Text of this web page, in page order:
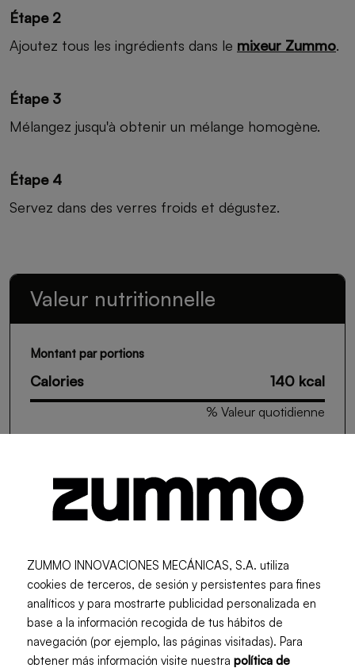
Étape 2
Ajoutez tous les ingrédients dans le mixeur Zummo.
Étape 3
Mélangez jusqu'à obtenir un mélange homogène.
Étape 4
Servez dans des verres froids et dégustez.
Valeur nutritionnelle
Montant par portions
Calories 140 kcal
% Valeur quotidienne
Protéines 3.5 g
Glucides 30 g
Fibres
Sucres 23 g
Vitamine C (%)
ZUMMO INNOVACIONES MECÁNICAS, S.A. utiliza
cookies de terceros, de sesión y persistentes para fines
analíticos y para mostrarte publicidad personalizada en
base a la información recogida de tus hábitos de
navegación (por ejemplo, las páginas visitadas). Para
obtener más información visite nuestra política de